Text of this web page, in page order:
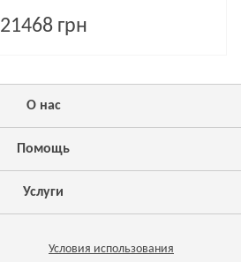
21468 грн
О нас
Помощь
Услуги
Условия использования